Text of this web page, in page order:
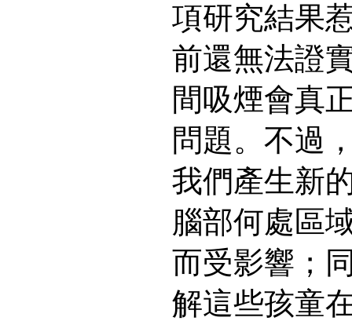
項研究結果
前還無法證
間吸煙會真
問題。不過
我們產生新
腦部何處區
而受影響；
解這些孩童